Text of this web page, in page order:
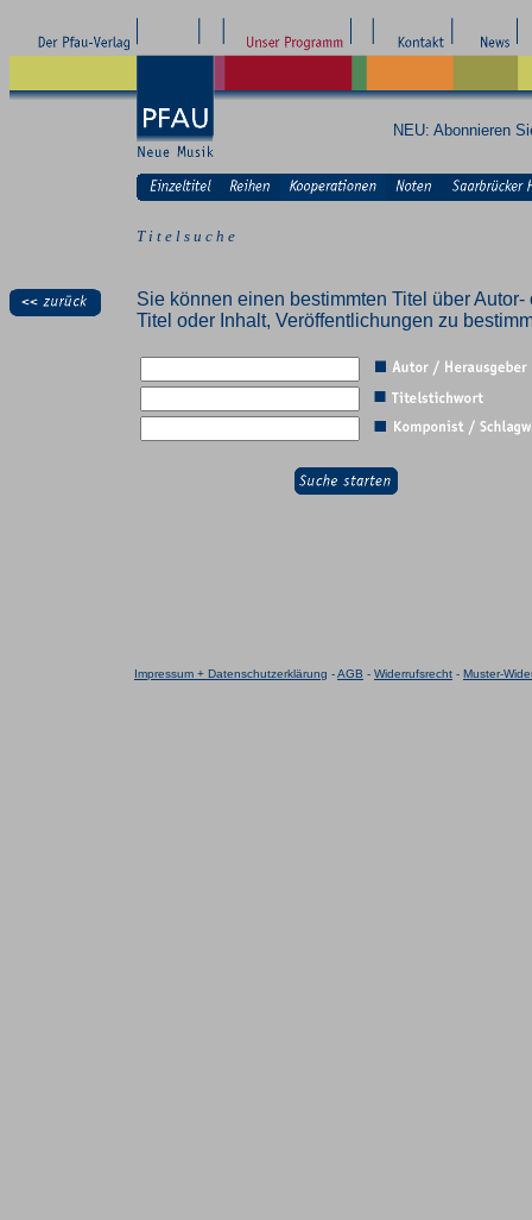
NEU: Abonnieren
T i t e l s u c h e
Sie können einen bestimmten Titel über
Titel oder Inhalt, Veröffentlichungen zu
Impressum + Datenschutzerklärung -AGB - Widerrufsrecht - Muster-